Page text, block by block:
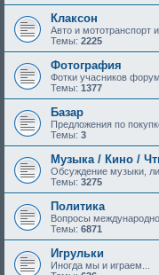
Клаксон
Авто и мототранспорт
Темы: 2225
Фотография
Фотки учасников
Темы: 1377
Базар
Предложения по
Темы: 3
Музыка / Кино /
Обсуждение музыки,
Темы: 3275
Политика
Вопросы
Темы: 6871
Игрульки
Иногда мы и играем...